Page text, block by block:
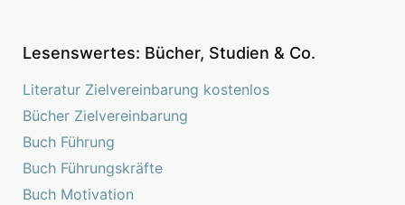
Lesenswertes: Bücher, Studien & Co.
Literatur Zielvereinbarung kostenlos
Bücher Zielvereinbarung
Buch Führung
Buch Führungskräfte
Buch Motivation